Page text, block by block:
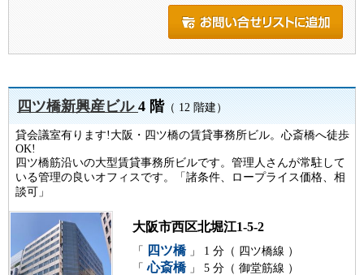
四ツ橋新興産ビル4 階（ 12 階建）
貸会議室有ります!大阪・四ツ橋の賃貸事務所ビル。心斎橋へ徒歩
OK!
四ツ橋筋沿いの大型賃貸事務所ビルです。管理人さんが常駐して
いる管理の良いオフィスです。「諸条件、ロープライス価格、相
談可」
大阪市西区北堀江1-5-2
「 四ツ橋 」 1 分（ 四ツ橋線 ）
「 心斎橋 」 5 分（ 御堂筋線 ）